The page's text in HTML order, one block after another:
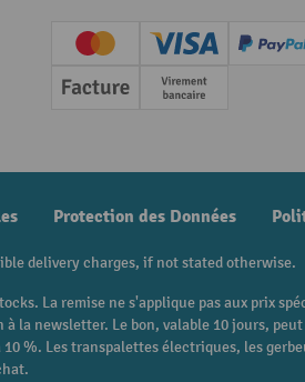
Creditcard (Master)Creditcard (Visa)
Facture Paiement
Protection des Données
delivery charges, if not stated otherwise.
La remise ne s'applique pas aux prix
la newsletter. Le bon, valable 10 jours,
10 %. Les transpalettes électriques, les